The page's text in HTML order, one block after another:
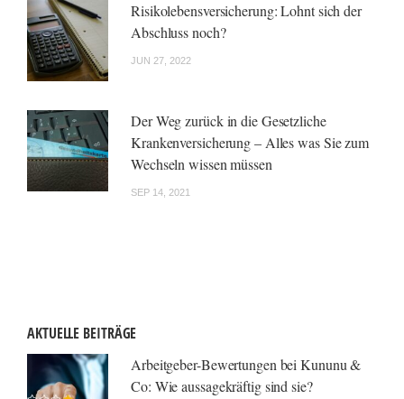
Risikolebensversicherung: Lohnt sich der
Abschluss noch?
JUN 27, 2022
Der Weg zurück in die Gesetzliche
Krankenversicherung – Alles was Sie zum
Wechseln wissen müssen
SEP 14, 2021
AKTUELLE BEITRÄGE
Arbeitgeber-Bewertungen bei Kununu &
Co: Wie aussagekräftig sind sie?